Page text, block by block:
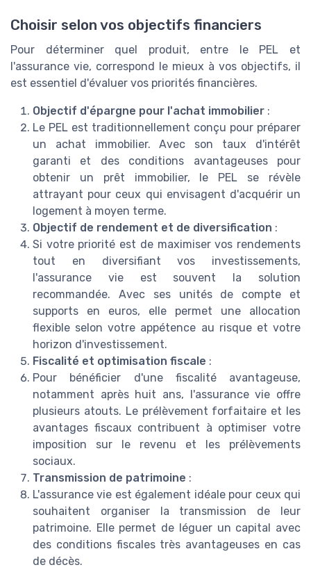
Choisir selon vos objectifs financiers
Pour déterminer quel produit, entre le PEL et
l'assurance vie, correspond le mieux à vos objectifs, il
est essentiel d'évaluer vos priorités financières.
Objectif d'épargne pour l'achat immobilier :
Le PEL est traditionnellement conçu pour préparer
un achat immobilier. Avec son taux d'intérêt
garanti et des conditions avantageuses pour
obtenir un prêt immobilier, le PEL se révèle
attrayant pour ceux qui envisagent d'acquérir un
logement à moyen terme.
Objectif de rendement et de diversification :
Si votre priorité est de maximiser vos rendements
tout en diversifiant vos investissements,
l'assurance vie est souvent la solution
recommandée. Avec ses unités de compte et
supports en euros, elle permet une allocation
flexible selon votre appétence au risque et votre
horizon d'investissement.
Fiscalité et optimisation fiscale :
Pour bénéficier d'une fiscalité avantageuse,
notamment après huit ans, l'assurance vie offre
plusieurs atouts. Le prélèvement forfaitaire et les
avantages fiscaux contribuent à optimiser votre
imposition sur le revenu et les prélèvements
sociaux.
Transmission de patrimoine :
L'assurance vie est également idéale pour ceux qui
souhaitent organiser la transmission de leur
patrimoine. Elle permet de léguer un capital avec
des conditions fiscales très avantageuses en cas
de décès.